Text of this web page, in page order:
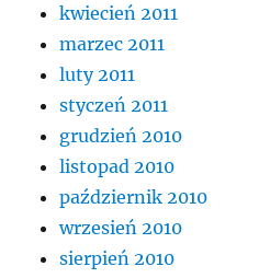
kwiecień 2011
marzec 2011
luty 2011
styczeń 2011
grudzień 2010
listopad 2010
październik 2010
wrzesień 2010
sierpień 2010